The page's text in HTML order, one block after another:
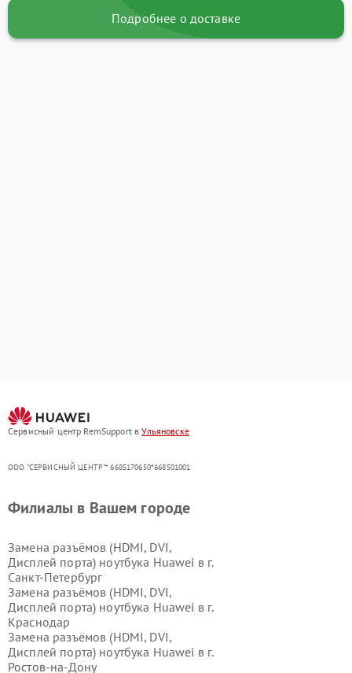
Подробнее о доставке
Сервисный центр RemSupport вУльяновске
ООО "СЕРВИСНЫЙ ЦЕНТР"* 6685170650*668501001
Филиалы в Вашем городе
Замена разъёмов (HDMI, DVI,
Дисплей порта) ноутбука Huawei в г.
Санкт-Петербург
Замена разъёмов (HDMI, DVI,
Дисплей порта) ноутбука Huawei в г.
Краснодар
Замена разъёмов (HDMI, DVI,
Дисплей порта) ноутбука Huawei в г.
Ростов-на-Дону